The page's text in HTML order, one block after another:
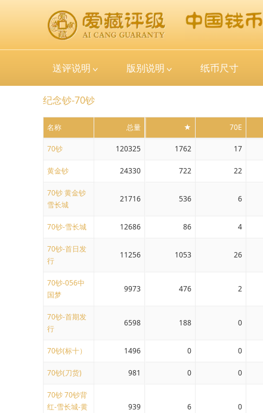
送评说明 版别说明 纸币尺寸
纪念钞-70钞
名称 总量 ★ 70E
70钞 120325 1762 17
黄金钞 24330 722 22
70钞 黄金钞
雪长城
21716 536 6
70钞-雪长城 12686 86 4
70钞-首日发
行
11256 1053 26
70钞-056中
国梦
9973 476 2
70钞-首期发
行
6598 188 0
70钞(标十） 1496 0 0
70钞(刀货) 981 0 0
70钞 70钞背
红-雪长城-黄
939 6 0